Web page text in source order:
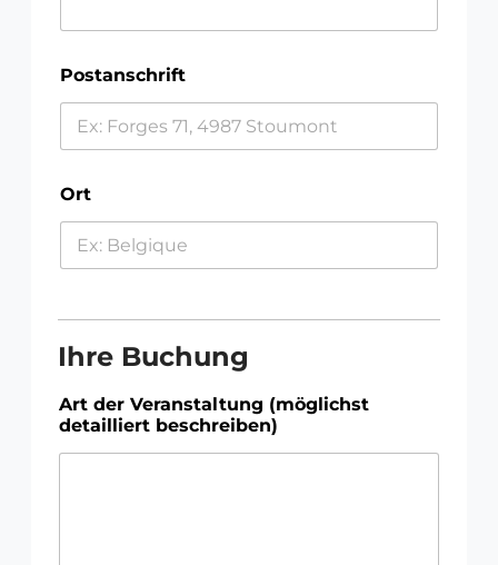
Postanschrift
Ort
Ihre Buchung
Art der Veranstaltung (möglichst
detailliert beschreiben)